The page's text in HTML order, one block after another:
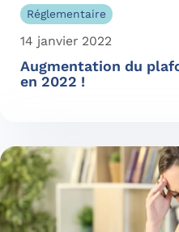
Réglementaire
14 janvier 2022
Augmentation du
en 2022 !